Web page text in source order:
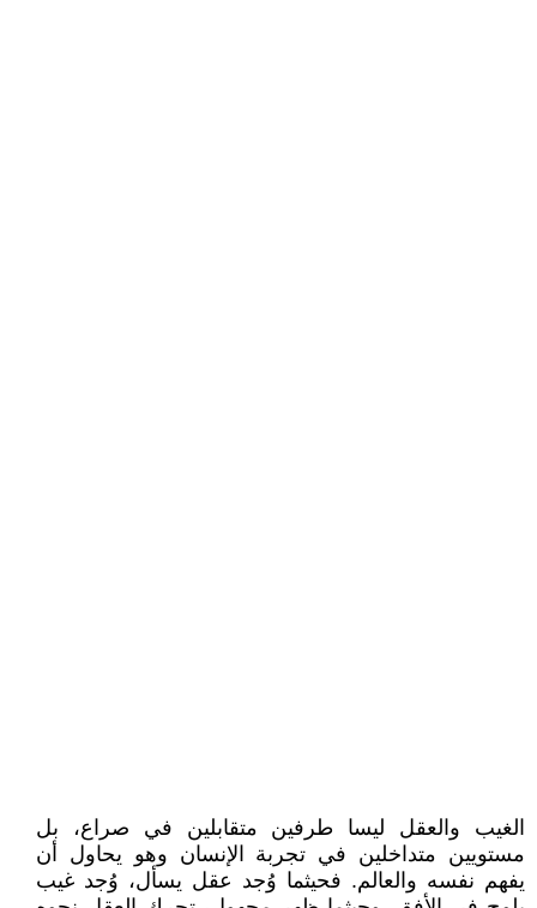
الغيب والعقل ليسا طرفين متقابلين في صراع، بل
مستويين متداخلين في تجربة الإنسان وهو يحاول أن
يفهم نفسه والعالم. فحيثما وُجد عقل يسأل، وُجد غيب